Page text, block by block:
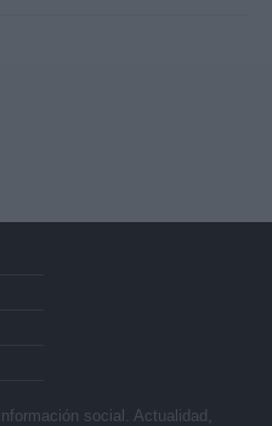
social. Actualidad,